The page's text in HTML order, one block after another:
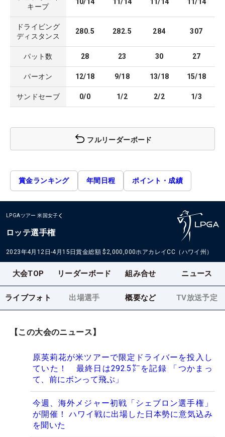
キープ
10/14 11/14 11/14 11/14
ドライビング
ディスタンス
280.5 282.5 284 307
パット数 28 23 30 27
パーオン 12/18 9/18 13/18 15/18
サンドセーブ 0/0 1/2 2/2 1/3
フルリーダーボード
賞金ランキング 年間日程 ポイント・成績
LPGAツアー 米国女子
ロッテ選手権
2023年4月12日-4月15日賞金総額 $2,000,000ホアカレイCC（ハワイ州）
大会TOP リーダーボード 組み合せ ニュース
ライブフォト 出場選手 概要など TV放送予定
【この大会のニュース】
原英莉花が米ツアーで限定ドライバーを投入し
ていた！ 最終日は292.5㍎を記録 「つかまっ
て、前にボンって飛ぶ」
今週、海外メジャー初戦「シェブロン選手権」
が開催！ ハワイ戦に出場した日本勢に意気込み
を聞いた